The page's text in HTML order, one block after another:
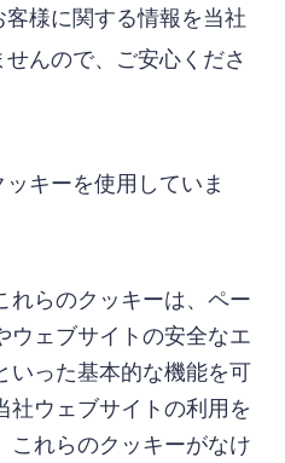
様に関する情報を当社
んので、ご安心くださ
キーを使用していま
れらのクッキーは、ペー
ウェブサイトの安全なエ
いった基本的な機能を可
社ウェブサイトの利用を
これらのクッキーがなけ